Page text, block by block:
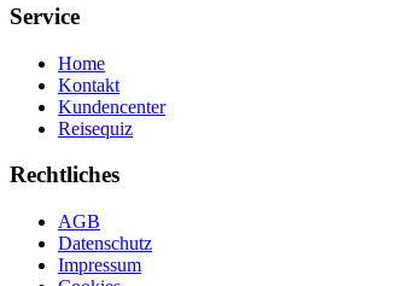
Service
Home
Kontakt
Kundencenter
Reisequiz
Rechtliches
AGB
Datenschutz
Impressum